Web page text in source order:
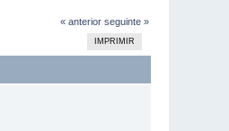
« anterior seguinte »
IMPRIMIR